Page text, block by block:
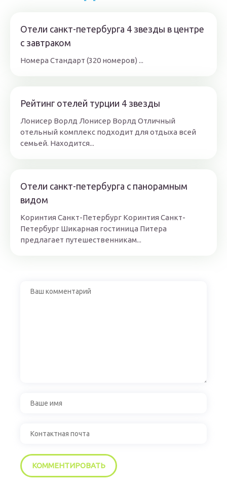
Отели санкт-петербурга 4 звезды в центре
с завтраком
Номера Стандарт (320 номеров) ...
Рейтинг отелей турции 4 звезды
Лонисер Ворлд Лонисер Ворлд Отличный
отельный комплекс подходит для отдыха всей
семьей. Находится...
Отели санкт-петербурга с панорамным
видом
Коринтия Санкт-Петербург Коринтия Санкт-
Петербург Шикарная гостиница Питера
предлагает путешественникам...